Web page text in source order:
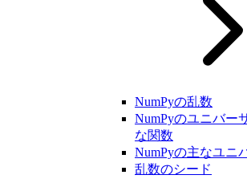
NumPyの乱数
NumPyのユニバー
な関数
NumPyの主なユニ
乱数のシード